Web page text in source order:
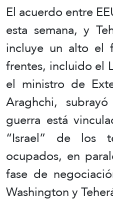
El acuerdo entre
esta semana, y
incluye un alto el
frentes, incluido el
el ministro de
Araghchi,
guerra está
“Israel” de los
ocupados, en
fase de
Washington y